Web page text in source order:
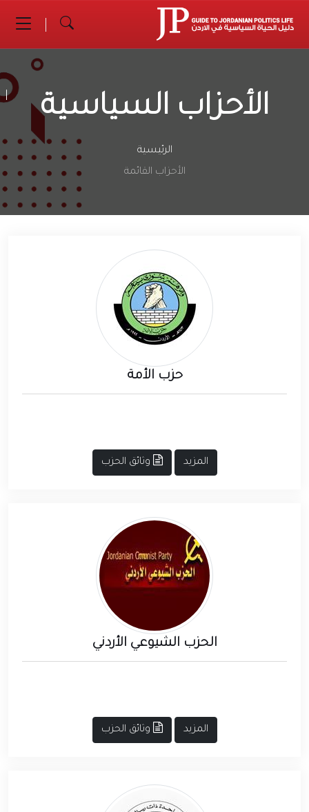
الأحزاب السياسية
الرئيسية
الأحزاب القائمة
حزب الأمة
المزيد وثائق الحزب
الحزب الشيوعي الأردني
المزيد وثائق الحزب